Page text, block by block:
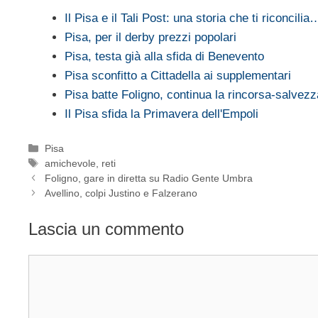
Il Pisa e il Tali Post: una storia che ti
Pisa, per il derby prezzi popolari
Pisa, testa già alla sfida di Benevento
Pisa sconfitto a Cittadella ai supplementari
Pisa batte Foligno, continua la rincorsa-
Il Pisa sfida la Primavera dell'Empoli
Categorie
Pisa
Tag
amichevole
reti
Foligno, gare in diretta su Radio Gente Umbra
Avellino, colpi Justino e Falzerano
Lascia un commento